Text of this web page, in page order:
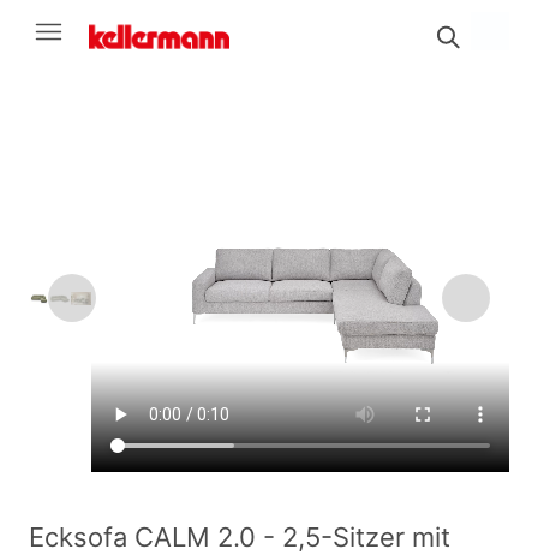
Ecksofa CALM 2.0 - 2,5-Sitzer mit